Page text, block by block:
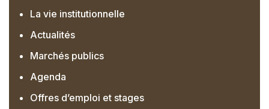
La vie institutionnelle
Actualités
Marchés publics
Agenda
Offres d’emploi et stages